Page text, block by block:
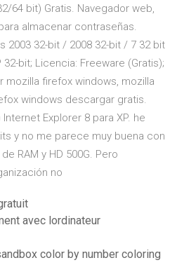
64 bit) Gratis. Navegador web,
almacenar contraseñas.
2003 32-bit / 2008 32-bit / 7 32 bit
bit; Licencia: Freeware (Gratis);
firefox windows, mozilla
windows descargar gratis.
Explorer 8 para XP. he
y no me parece muy buena con
RAM y HD 500G. Pero
no
avec lordinateur
color by number coloring